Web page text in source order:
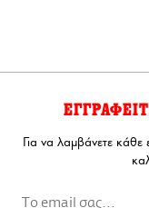
Για να λαμβάνετε